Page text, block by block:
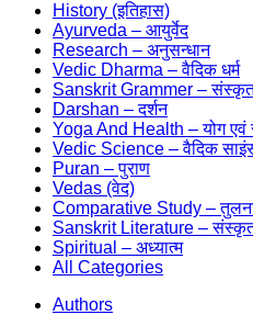
History (इतिहास)
Ayurveda – आयुर्वेद
Research – अनुसन्धान
Vedic Dharma – वैदिक धर्म
Sanskrit Grammer – संस्कृत
Darshan – दर्शन
Yoga And Health – योग एवं
Vedic Science – वैदिक
Puran – पुराण
Vedas (वेद)
Comparative Study –
Sanskrit Literature – संस्कृत
Spiritual – अध्यात्म
All Categories
Authors